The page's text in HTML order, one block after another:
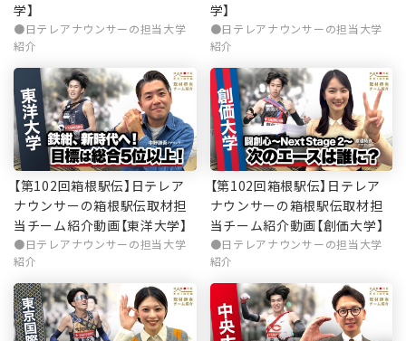
学】
日テレアナウンサーの担当大学
紹介
学】
日テレアナウンサーの担当大学
紹介
【第102回箱根駅伝】日テレア
ナウンサーの箱根駅伝取材担
当チーム紹介動画【東洋大学】
日テレアナウンサーの担当大学
紹介
【第102回箱根駅伝】日テレア
ナウンサーの箱根駅伝取材担
当チーム紹介動画【創価大学】
日テレアナウンサーの担当大学
紹介